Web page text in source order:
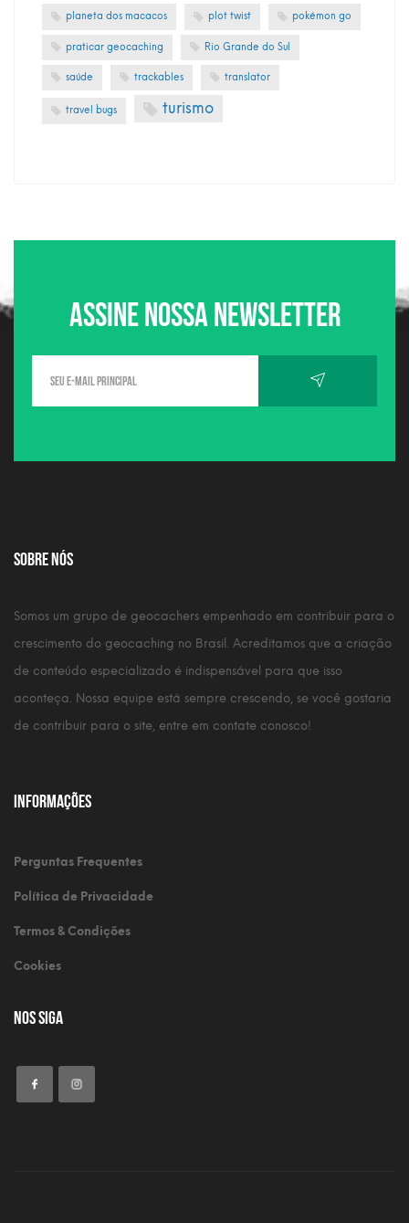
planeta dos macacos plot twist pokémon go
praticar geocaching Rio Grande do Sul
saúde trackables translator
travel bugs turismo
Assine nossa newsletter
Sobre nós
Somos um grupo de geocachers empenhado em contribuir para o
crescimento do geocaching no Brasil. Acreditamos que a criação
de conteúdo especializado é indispensável para que isso
aconteça. Nossa equipe está sempre crescendo, se você gostaria
de contribuir para o site, entre em contate conosco!
Informações
Perguntas Frequentes
Política de Privacidade
Termos & Condições
Cookies
Nos Siga